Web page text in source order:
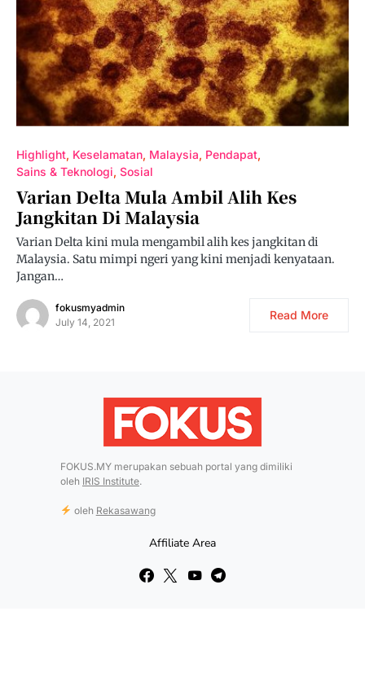
Highlight Keselamatan Malaysia Pendapat
Sains & Teknologi Sosial
Varian Delta Mula Ambil Alih Kes
Jangkitan Di Malaysia
Varian Delta kini mula mengambil alih kes jangkitan di
Malaysia. Satu mimpi ngeri yang kini menjadi kenyataan.
Jangan…
fokusmyadmin
July 14, 2021
Read More
FOKUS.MY merupakan sebuah portal yang dimiliki
oleh IRIS Institute.
oleh Rekasawang
Affiliate Area